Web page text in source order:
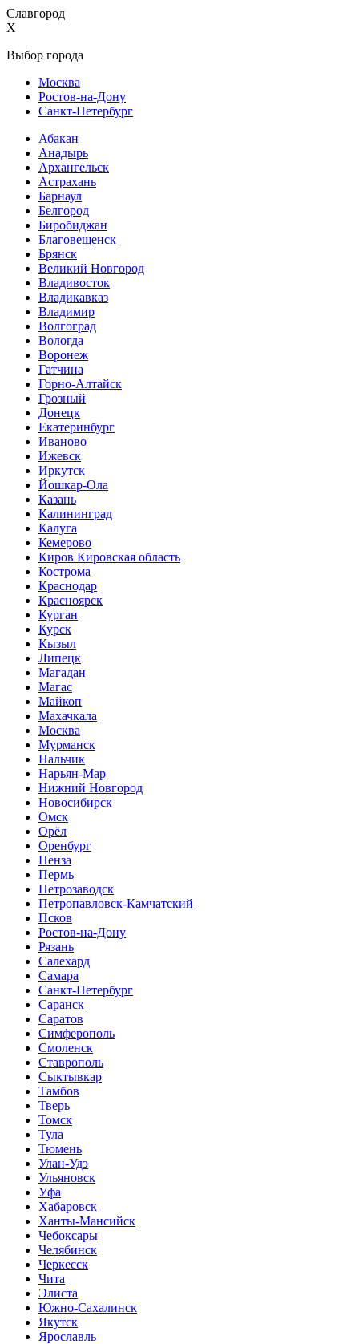
Славгород
X
Выбор города
Москва
Ростов-на-Дону
Санкт-Петербург
Абакан
Анадырь
Архангельск
Астрахань
Барнаул
Белгород
Биробиджан
Благовещенск
Брянск
Великий Новгород
Владивосток
Владикавказ
Владимир
Волгоград
Вологда
Воронеж
Гатчина
Горно-Алтайск
Грозный
Донецк
Екатеринбург
Иваново
Ижевск
Иркутск
Йошкар-Ола
Казань
Калининград
Калуга
Кемерово
Киров Кировская область
Кострома
Краснодар
Красноярск
Курган
Курск
Кызыл
Липецк
Магадан
Магас
Майкоп
Махачкала
Москва
Мурманск
Нальчик
Нарьян-Мар
Нижний Новгород
Новосибирск
Омск
Орёл
Оренбург
Пенза
Пермь
Петрозаводск
Петропавловск-Камчатский
Псков
Ростов-на-Дону
Рязань
Салехард
Самара
Санкт-Петербург
Саранск
Саратов
Симферополь
Смоленск
Ставрополь
Сыктывкар
Тамбов
Тверь
Томск
Тула
Тюмень
Улан-Удэ
Ульяновск
Уфа
Хабаровск
Ханты-Мансийск
Чебоксары
Челябинск
Черкесск
Чита
Элиста
Южно-Сахалинск
Якутск
Ярославль